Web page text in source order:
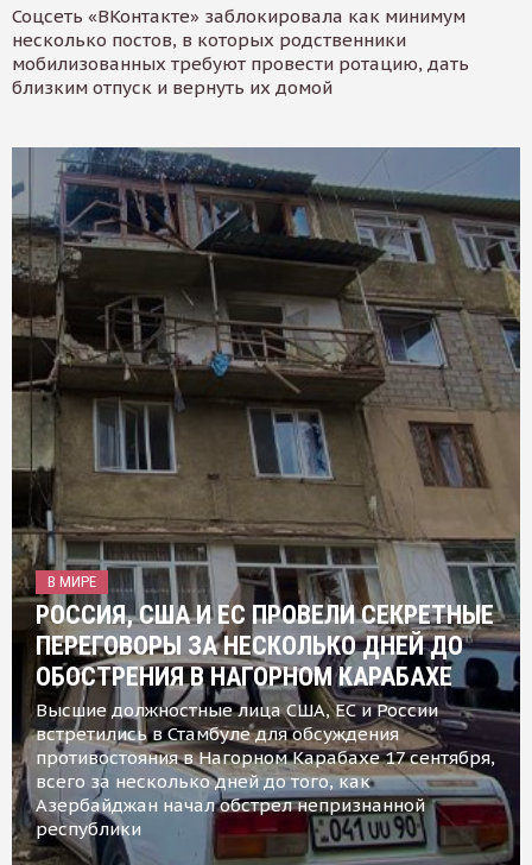
Соцсеть «ВКонтакте» заблокировала как минимум
несколько постов, в которых родственники
мобилизованных требуют провести ротацию, дать
близким отпуск и вернуть их домой
В МИРЕ
РОССИЯ, США И ЕС ПРОВЕЛИ СЕКРЕТНЫЕ
ПЕРЕГОВОРЫ ЗА НЕСКОЛЬКО ДНЕЙ ДО
ОБОСТРЕНИЯ В НАГОРНОМ КАРАБАХЕ
Высшие должностные лица США, ЕС и России
встретились в Стамбуле для обсуждения
противостояния в Нагорном Карабахе 17 сентября,
всего за несколько дней до того, как
Азербайджан начал обстрел непризнанной
республики